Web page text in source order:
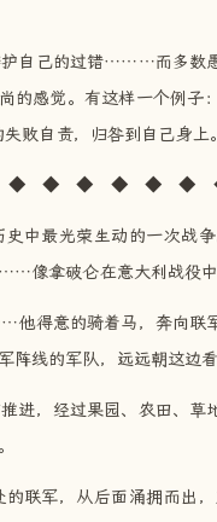
自己的过错………而多数
的感觉。有这样一个例子
败自责，归咎到自己身上。
◆ ◆ ◆ ◆
中最光荣生动的一次战
像拿破仑在意大利战役中
得意的骑着马，奔向联
阵线的军队，远远朝这边
推进，经过果园、农田、
联军，从后面涌拥而出